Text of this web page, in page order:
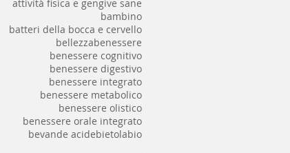
attività fisica e gengive sane
bambino
batteri della bocca e cervello
bellezzabenessere
benessere cognitivo
benessere digestivo
benessere integrato
benessere metabolico
benessere olistico
benessere orale integrato
bevande acidebietolabio